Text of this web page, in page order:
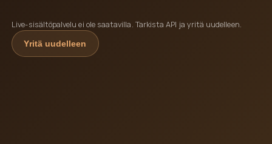
Live-sisältöpalvelu ei ole saatavilla. Tarkista API ja yritä uudelleen.
Yritä uudelleen